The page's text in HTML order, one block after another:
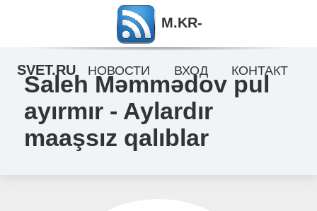
Saleh Məmmədov pul
ayırmır - Aylardır
maaşsız qalıblar
M.KR-
SVET.RU НОВОСТИ ВХОД КОНТАКТ